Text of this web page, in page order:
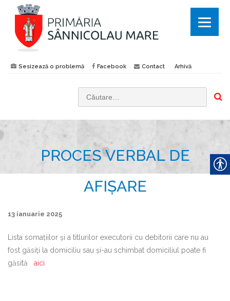
Sesizează o problemă Facebook Contact Arhivă
:
PROCES VERBAL DE
AFIȘARE
13 ianuarie 2025
Lista somațiilor și a titlurilor executorii cu debitorii care nu au
fost găsiți la domiciliu sau și-au schimbat domiciliul poate fi
găsită aici